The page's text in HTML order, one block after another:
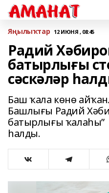
Яңылыҡтар 12 ИЮНЯ , 08:45
Радий
батырлығы
сәскәләр
Баш ҡала көнө
Башлығы Радий
батырлығы ҡалаһы”
һалды.